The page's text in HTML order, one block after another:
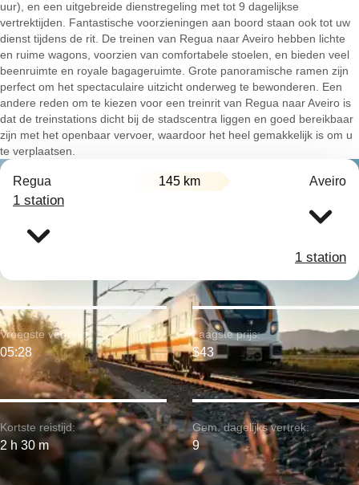
uur), en een uitgebreide dienstregeling met tot 9 dagelijkse
vertrektijden. Fantastische voorzieningen aan boord staan ook tot uw
dienst tijdens de rit. De treinen van Regua naar Aveiro hebben lichte
en ruime wagons, voorzien van comfortabele stoelen, en bieden veel
beenruimte en royale bagageruimte. Grote panoramische ramen zijn
perfect om het spectaculaire uitzicht onderweg te bewonderen. Een
andere reden om te kiezen voor een treinrit van Regua naar Aveiro is
dat de treinstations dicht bij de stadscentra liggen en goed bereikbaar
zijn met het openbaar vervoer, waardoor het heel gemakkelijk is om u
te verplaatsen.
Regua 145 km Aveiro
1 station
1 station
Kortste reistijd:
2 h 30 m
Vroegste vertrek:
05:28
Laagste prijs:
$43
Gem. dagelijks vertrek:
9